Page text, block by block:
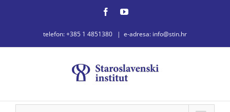
FacebookYouTube
telefon: +385 1 4851380 | e-adresa: info@stin.hr